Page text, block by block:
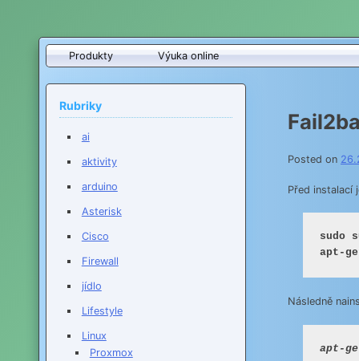
Produkty Výuka online
Posted on
Před instalací
sudo
apt-
Následně
Rubriky
ai
aktivity
arduino
Asterisk
Cisco
Firewall
jídlo
Lifestyle
Linux
Proxmox